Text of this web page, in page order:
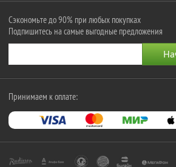
Сэкономьте до 90% при любых покупках
Подпишитесь на самые выгодные предложения
Принимаем к оплате: